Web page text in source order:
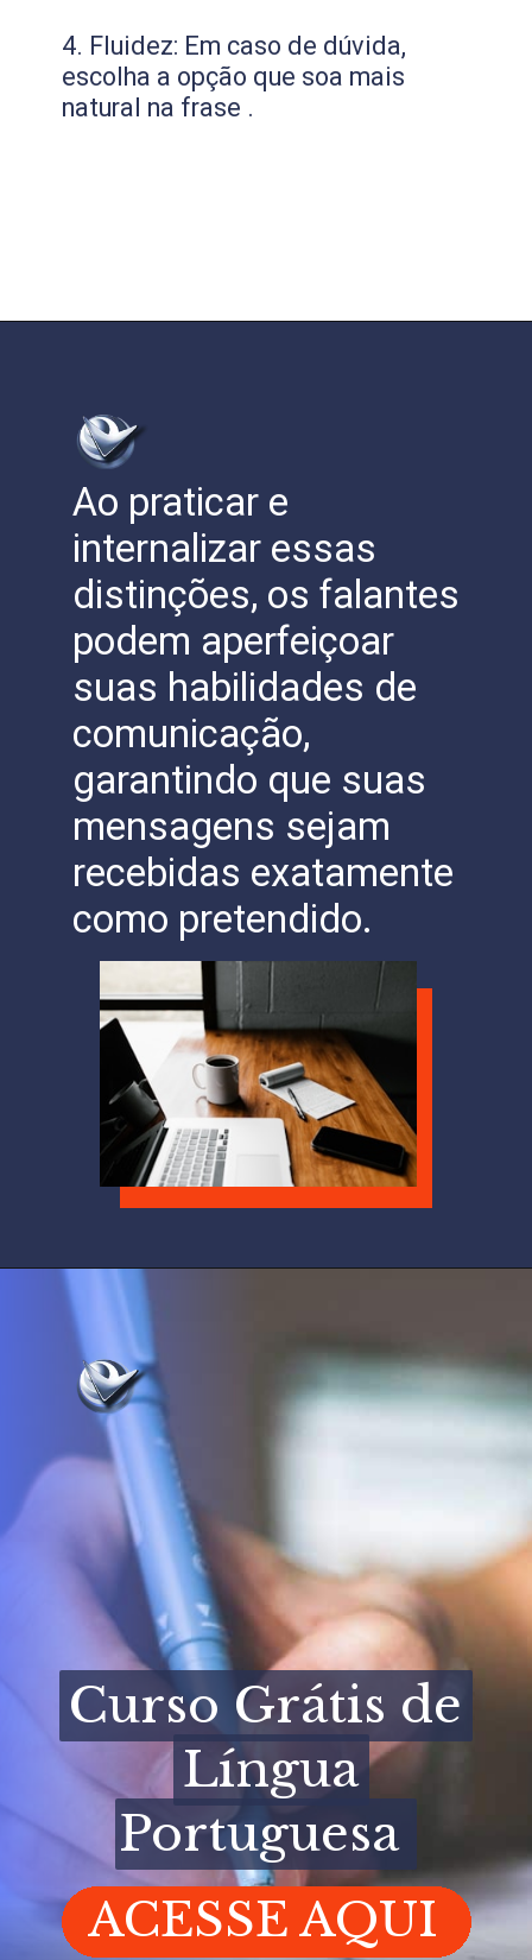
4. Fluidez: Em caso de dúvida,
escolha a opção que soa mais
natural na frase .
Ao praticar e
internalizar essas
distinções, os falantes
podem aperfeiçoar
suas habilidades de
comunicação,
garantindo que suas
mensagens sejam
recebidas exatamente
como pretendido.
Curso Grátis de
Língua
Portuguesa
Curso Grátis de
Língua
Portuguesa
ACESSE AQUI